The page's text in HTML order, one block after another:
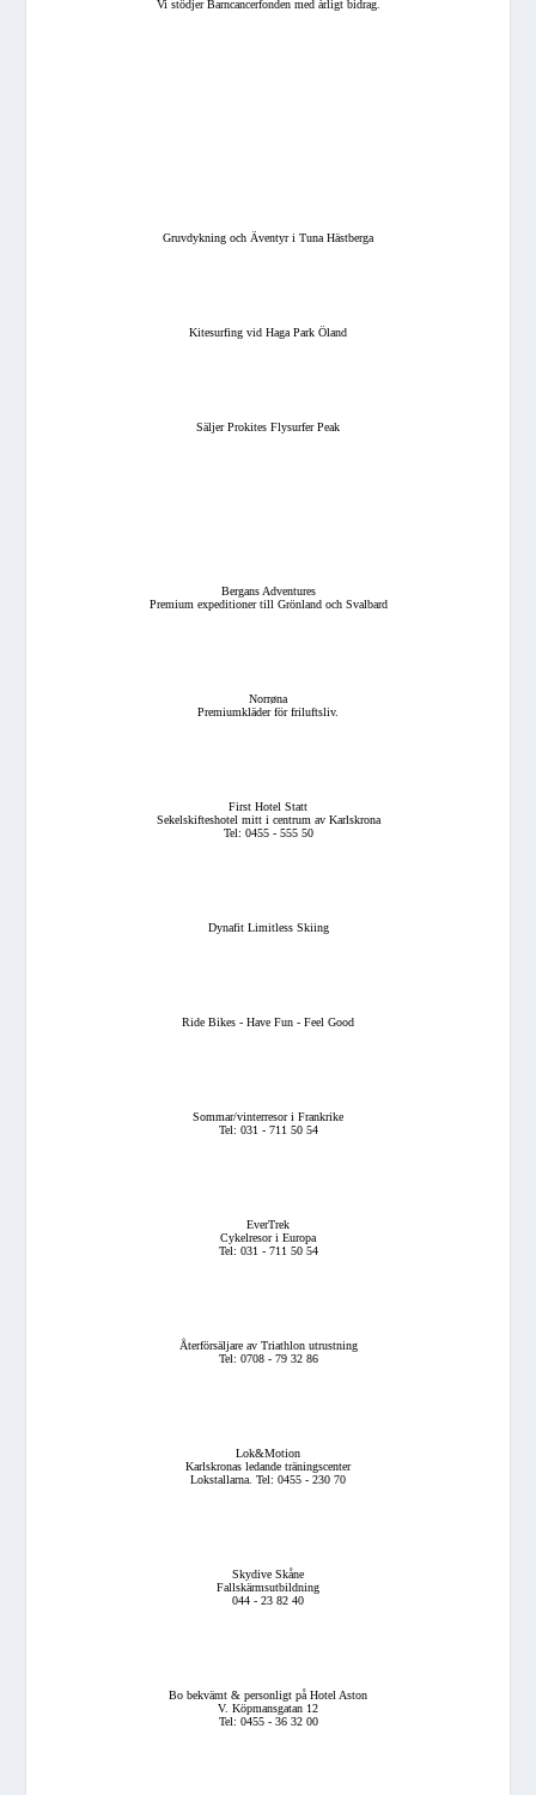
Vi stödjer Barncancerfonden med årligt bidrag.
Gruvdykning och Äventyr i Tuna Hästberga
Kitesurfing vid Haga Park Öland
Säljer Prokites Flysurfer Peak
Bergans Adventures
Premium expeditioner till Grönland och Svalbard
Norrøna
Premiumkläder för friluftsliv.
First Hotel Statt
Sekelskifteshotel mitt i centrum av Karlskrona
Tel: 0455 - 555 50
Dynafit Limitless Skiing
Ride Bikes - Have Fun - Feel Good
Sommar/vinterresor i Frankrike
Tel: 031 - 711 50 54
EverTrek
Cykelresor i Europa
Tel: 031 - 711 50 54
Återförsäljare av Triathlon utrustning
Tel: 0708 - 79 32 86
Lok&Motion
Karlskronas ledande träningscenter
Lokstallarna. Tel: 0455 - 230 70
Skydive Skåne
Fallskärmsutbildning
044 - 23 82 40
Bo bekvämt & personligt på Hotel Aston
V. Köpmansgatan 12
Tel: 0455 - 36 32 00